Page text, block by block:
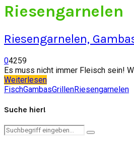
Riesengarnelen
Riesengarnelen,
04259
Es muss nicht immer Fleisch sein!
Weiterlesen
FischGambasGrillenRiesengarnelen
Suche hier!
Search
Search